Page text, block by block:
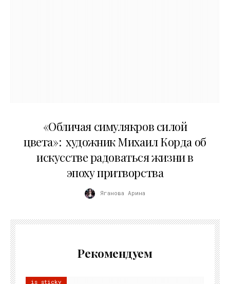
«Обличая симулякров силой
цвета»: художник Михаил Корда об
искусстве радоваться жизни в
эпоху притворства
Яганова Арина
Рекомендуем
is sticky